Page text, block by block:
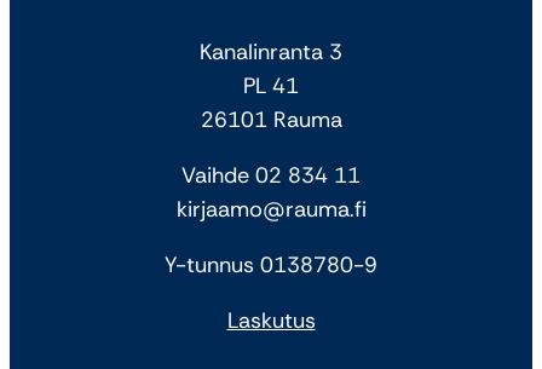
Kanalinranta 3
PL 41
26101 Rauma
Vaihde 02 834 11
kirjaamo@rauma.fi
Y-tunnus 0138780-9
Laskutus